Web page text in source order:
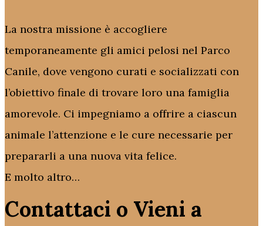
La nostra missione è accogliere
temporaneamente gli amici pelosi nel Parco
Canile, dove vengono curati e socializzati con
l’obiettivo finale di trovare loro una famiglia
amorevole. Ci impegniamo a offrire a ciascun
animale l’attenzione e le cure necessarie per
prepararli a una nuova vita felice.
E molto altro…
Contattaci o Vieni a